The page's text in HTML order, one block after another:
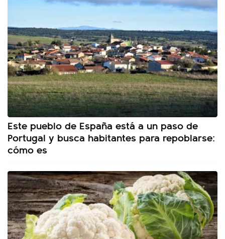
Este pueblo de España está a un paso de
Portugal y busca habitantes para repoblarse:
cómo es